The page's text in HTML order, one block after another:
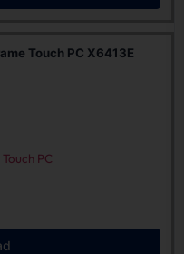
Touch PC X6413E
Touch PC